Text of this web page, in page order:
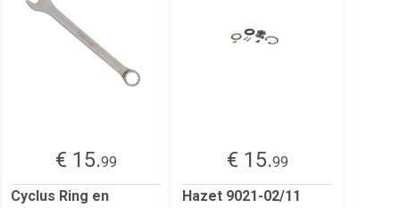
€ 15.99
Cyclus Ring en
€ 15.99
Hazet 9021-02/11